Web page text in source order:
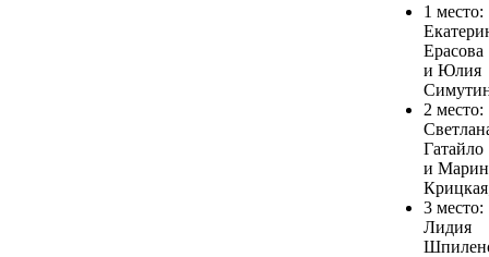
1 место:
Ерасова
и Юлия
2 место:
Гатайло
и
3 место:
Лидия